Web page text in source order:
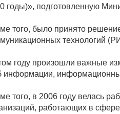
годы)», подготовленную
того, было принято
технологий
году произошли важные
информации,
того, в 2006 году велась
работающих в